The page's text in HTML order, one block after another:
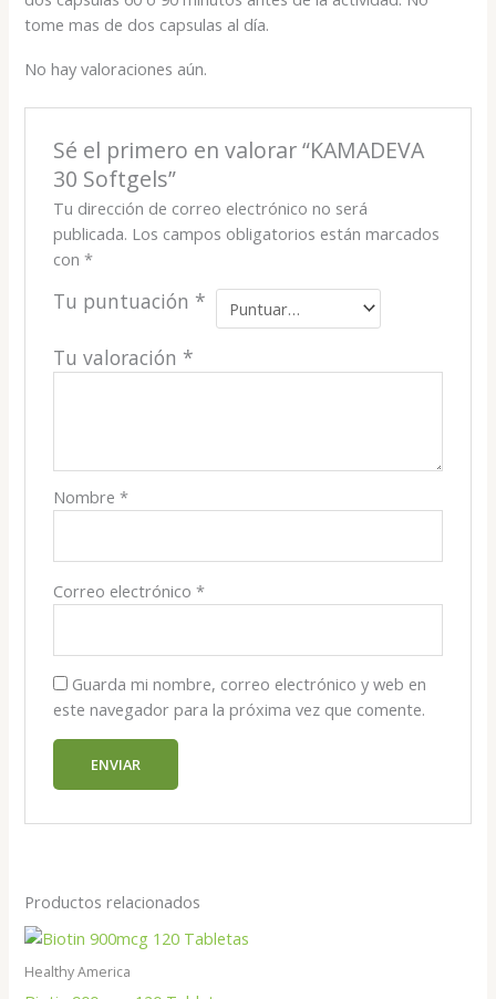
tome mas de dos capsulas al día.
No hay valoraciones aún.
Sé el primero en valorar “KAMADEVA
30 Softgels”
Tu dirección de correo electrónico no será
publicada. Los campos obligatorios están marcados
con *
Tu puntuación *
Tu valoración *
Nombre *
Correo electrónico *
Guarda mi nombre, correo electrónico y web en
este navegador para la próxima vez que comente.
Productos relacionados
Healthy America